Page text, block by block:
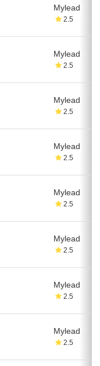
Mylead
2.5
Mylead
2.5
Mylead
2.5
Mylead
2.5
Mylead
2.5
Mylead
2.5
Mylead
2.5
Mylead
2.5